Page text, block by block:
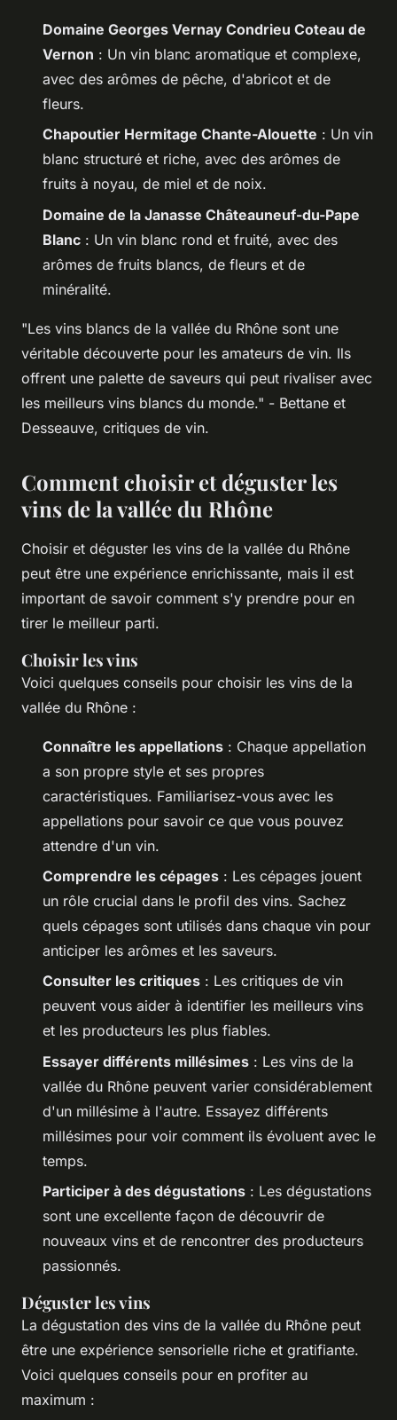
Domaine Georges Vernay Condrieu Coteau de
Vernon : Un vin blanc aromatique et complexe,
avec des arômes de pêche, d'abricot et de
fleurs.
Chapoutier Hermitage Chante-Alouette : Un vin
blanc structuré et riche, avec des arômes de
fruits à noyau, de miel et de noix.
Domaine de la Janasse Châteauneuf-du-Pape
Blanc : Un vin blanc rond et fruité, avec des
arômes de fruits blancs, de fleurs et de
minéralité.
"Les vins blancs de la vallée du Rhône sont une
véritable découverte pour les amateurs de vin. Ils
offrent une palette de saveurs qui peut rivaliser avec
les meilleurs vins blancs du monde." - Bettane et
Desseauve, critiques de vin.
Comment choisir et déguster les
vins de la vallée du Rhône
Choisir et déguster les vins de la vallée du Rhône
peut être une expérience enrichissante, mais il est
important de savoir comment s'y prendre pour en
tirer le meilleur parti.
Choisir les vins
Voici quelques conseils pour choisir les vins de la
vallée du Rhône :
Connaître les appellations : Chaque appellation
a son propre style et ses propres
caractéristiques. Familiarisez-vous avec les
appellations pour savoir ce que vous pouvez
attendre d'un vin.
Comprendre les cépages : Les cépages jouent
un rôle crucial dans le profil des vins. Sachez
quels cépages sont utilisés dans chaque vin pour
anticiper les arômes et les saveurs.
Consulter les critiques : Les critiques de vin
peuvent vous aider à identifier les meilleurs vins
et les producteurs les plus fiables.
Essayer différents millésimes : Les vins de la
vallée du Rhône peuvent varier considérablement
d'un millésime à l'autre. Essayez différents
millésimes pour voir comment ils évoluent avec le
temps.
Participer à des dégustations : Les dégustations
sont une excellente façon de découvrir de
nouveaux vins et de rencontrer des producteurs
passionnés.
Déguster les vins
La dégustation des vins de la vallée du Rhône peut
être une expérience sensorielle riche et gratifiante.
Voici quelques conseils pour en profiter au
maximum :